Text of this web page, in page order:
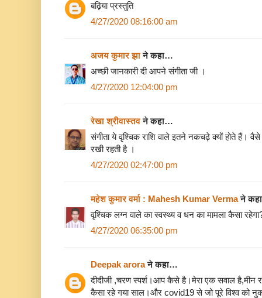
बढ़िया प्रस्तुति
4/27/2020 08:16:00 am
अजय कुमार झाने कहा…
अच्छी जानकारी दी आपने संगीता जी ।
4/27/2020 12:04:00 pm
रेखा श्रीवास्तवने कहा…
संगीता ये वृश्चिक राशि वाले इतने नकचढ़े क्यों होते हैं।
रखी रहती है ।
4/27/2020 02:47:00 pm
महेश कुमार वर्मा : Mahesh Kumar Vermaने
वृश्चिक लग्न वाले का स्वस्थ्य व धन का मामला कैसा
4/27/2020 06:35:00 pm
Deepak aroraने कहा…
दीदीजी ,चरण स्पर्श।आप कैसे है।मेरा एक सवाल है,मीन
कैसा रहे गया साल।और covid19 से जो पूरे विश्व को